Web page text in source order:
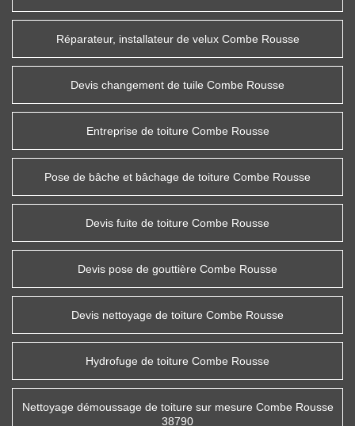
Réparateur, installateur de velux Combe Rousse
Devis changement de tuile Combe Rousse
Entreprise de toiture Combe Rousse
Pose de bâche et bâchage de toiture Combe Rousse
Devis fuite de toiture Combe Rousse
Devis pose de gouttière Combe Rousse
Devis nettoyage de toiture Combe Rousse
Hydrofuge de toiture Combe Rousse
Nettoyage démoussage de toiture sur mesure Combe Rousse
38790